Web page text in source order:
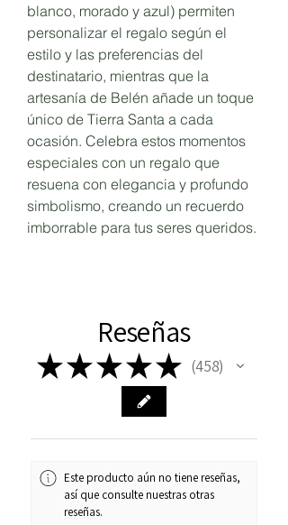
blanco, morado y azul) permiten
personalizar el regalo según el
estilo y las preferencias del
destinatario, mientras que la
artesanía de Belén añade un toque
único de Tierra Santa a cada
ocasión. Celebra estos momentos
especiales con un regalo que
resuena con elegancia y profundo
simbolismo, creando un recuerdo
imborrable para tus seres queridos.
Reseñas
★★★★★ 458
458
Este producto aún no tiene reseñas,
así que consulte nuestras otras
reseñas.